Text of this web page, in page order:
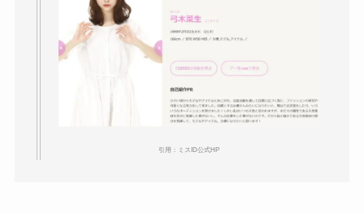
引用：ミスID公式HP